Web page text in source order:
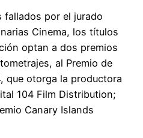
fallados por el jurado
Cinema, los títulos
optan a dos premios
al Premio de
que otorga la productora
104 Film Distribution;
Canary Islands